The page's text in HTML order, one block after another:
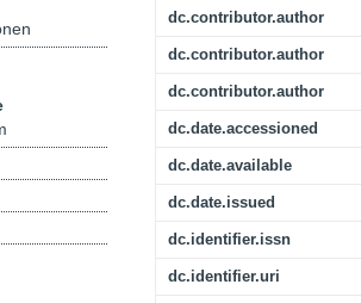
dc.contributor.author
dc.contributor.author
dc.contributor.author
dc.date.accessioned
dc.date.available
dc.date.issued
dc.identifier.issn
dc.identifier.uri